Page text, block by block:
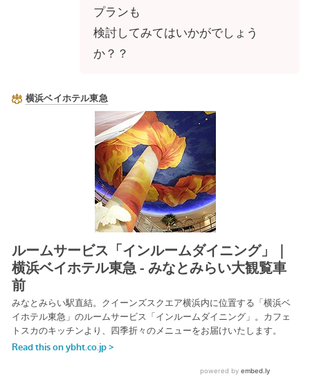
プランも
検討してみてはいかがでしょう
か？？